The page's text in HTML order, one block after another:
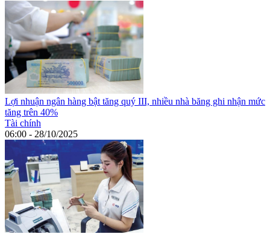
Lợi nhuận ngân hàng bật tăng quý III, nhiều nhà băng ghi nhận mức
tăng trên 40%
Tài chính
06:00 - 28/10/2025